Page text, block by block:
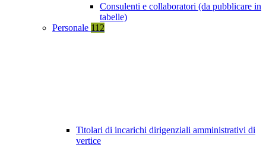
Consulenti e collaboratori (da pubblicare in
tabelle)
Personale 112
Titolari di incarichi dirigenziali amministrativi di
vertice